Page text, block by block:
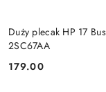
Duży plecak HP 17
2SC67AA
Cena:
179.00